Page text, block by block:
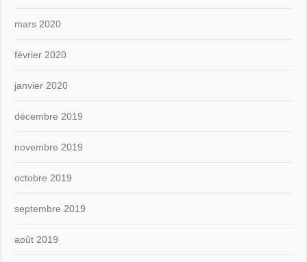
mars 2020
février 2020
janvier 2020
décembre 2019
novembre 2019
octobre 2019
septembre 2019
août 2019